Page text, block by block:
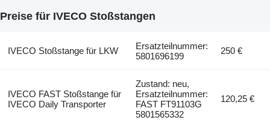
Preise für IVECO Stoßstangen
IVECO Stoßstange für LKW
Ersatzteilnummer:
5801696199
250 €
IVECO FAST Stoßstange für
IVECO Daily Transporter
Zustand: neu,
Ersatzteilnummer:
FAST FT91103G
5801565332
120,25 €